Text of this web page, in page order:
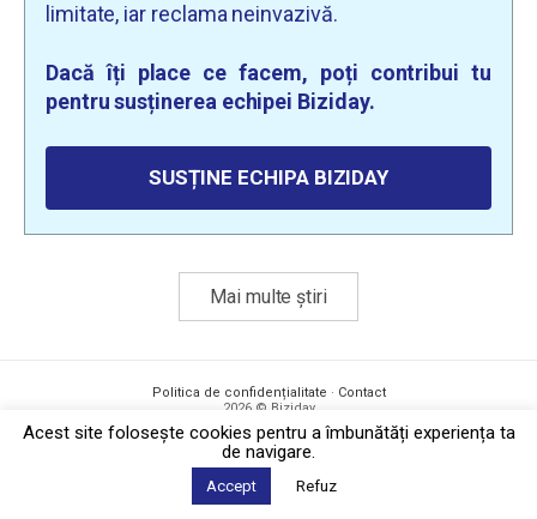
limitate, iar reclama neinvazivă.
Dacă îți place ce facem, poți contribui tu
pentru susținerea echipei Biziday.
SUSȚINE ECHIPA BIZIDAY
Mai multe știri
Politica de confidențialitate · Contact
2026 © Biziday
Acest site foloseşte cookies pentru a îmbunătăți experiența ta
de navigare.
Accept Refuz